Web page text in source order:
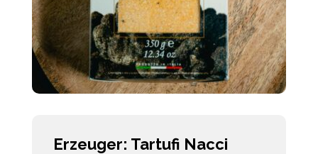
Erzeuger: Tartufi Nacci